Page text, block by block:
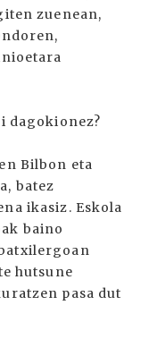
zuenean,
dagokionez?
Bilbon eta
batez
ikasiz. Eskola
baino
hutsune
pasa dut